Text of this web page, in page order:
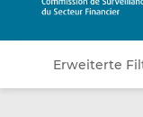
Erweiterte